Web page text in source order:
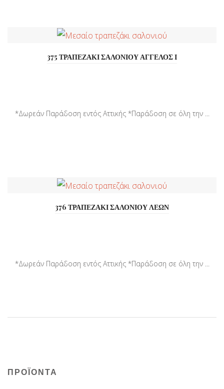
375 ΤΡΑΠΕΖΑΚΙ ΣΑΛΟΝΙΟΥ ΑΓΓΕΛΟΣ Ι
*Δωρεάν Παράδοση εντός Αττικής *Παράδοση σε όλη την ...
376 ΤΡΑΠΕΖΑΚΙ ΣΑΛΟΝΙΟΥ ΛΕΩΝ
*Δωρεάν Παράδοση εντός Αττικής *Παράδοση σε όλη την ...
ΠΡΟΪΟΝΤΑ